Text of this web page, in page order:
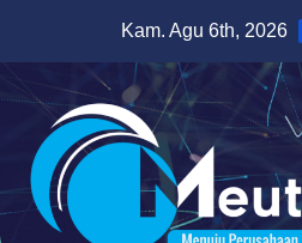
content
Kam. Agu 6th, 2026